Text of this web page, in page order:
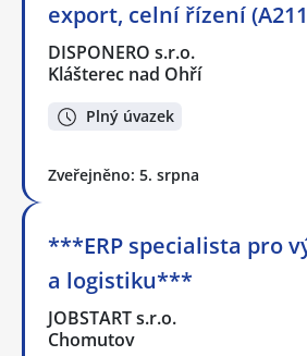
export, celní řízení
DISPONERO s.r.o.
Klášterec nad Ohří
Plný úvazek
Zveřejněno: 5. srpna
***ERP specialista pro
a logistiku***
JOBSTART s.r.o.
Chomutov